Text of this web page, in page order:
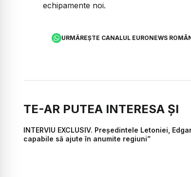
echipamente noi.
URMĂREȘTE CANALUL EURONEWS
TE-AR PUTEA INTERESA ȘI
INTERVIU EXCLUSIV. Președintele Letoniei,
capabile să ajute în anumite regiuni”